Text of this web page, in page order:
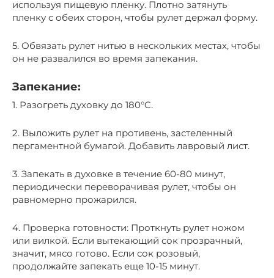
используя пищевую пленку. Плотно затянуть
пленку с обеих сторон, чтобы рулет держал форму.
5. Обвязать рулет нитью в нескольких местах, чтобы
он не развалился во время запекания.
Запекание:
1. Разогреть духовку до 180°C.
2. Выложить рулет на противень, застеленный
пергаментной бумагой. Добавить лавровый лист.
3. Запекать в духовке в течение 60-80 минут,
периодически переворачивая рулет, чтобы он
равномерно прожарился.
4. Проверка готовности: Проткнуть рулет ножом
или вилкой. Если вытекающий сок прозрачный,
значит, мясо готово. Если сок розовый,
продолжайте запекать еще 10-15 минут.